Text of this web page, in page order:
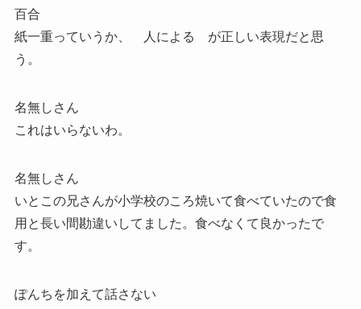
百合
紙一重っていうか、 人による が正しい表現だと思
う。
名無しさん
これはいらないわ。
名無しさん
いとこの兄さんが小学校のころ焼いて食べていたので食
用と長い間勘違いしてました。食べなくて良かったで
す。
ぽんちを加えて話さない